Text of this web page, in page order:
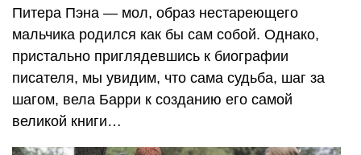
Питера Пэна — мол, образ нестареющего
мальчика родился как бы сам собой. Однако,
пристально приглядевшись к биографии
писателя, мы увидим, что сама судьба, шаг за
шагом, вела Барри к созданию его самой
великой книги…